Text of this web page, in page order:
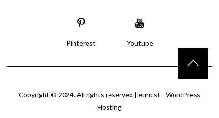
Pinterest Youtube
Copyright © 2024. All rights reserved | euhost - WordPress
Hosting